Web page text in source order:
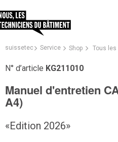
suissetec Service Shop Tous les
N° d’article KG211010
Manuel d'entretien
A4)
«Edition 2026»